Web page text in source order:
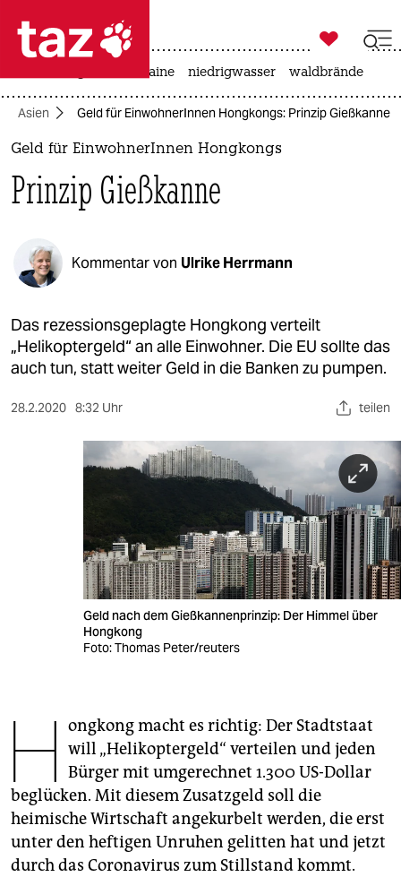
 taz zahl ich
taz zahl ich
politik
öko
gesellschaft
kultur
sport
berlin
veranstaltungen
genossenschaft
epaper login

taz zahl ich
krieg in der ukraine niedrigwasser waldbrände
Asien Geld für EinwohnerInnen Hongkongs: Prinzip Gießkanne
Geld für EinwohnerInnen Hongkongs
Prinzip Gießkanne
Kommentar von Ulrike Herrmann
Das rezessionsgeplagte Hongkong verteilt
„Helikoptergeld“ an alle Einwohner. Die EU sollte das
auch tun, statt weiter Geld in die Banken zu pumpen.
28.2.2020 8:32 Uhr teilen
Geld nach dem Gießkannenprinzip: Der Himmel über
Hongkong
Foto: Thomas Peter/reuters
H ongkong macht es richtig: Der Stadtstaat
will „Helikoptergeld“ verteilen und jeden
Bürger mit umgerechnet 1.300 US-Dollar
beglücken. Mit diesem Zusatzgeld soll die
heimische Wirtschaft angekurbelt werden, die erst
unter den heftigen Unruhen gelitten hat und jetzt
durch das Coronavirus zum Stillstand kommt.